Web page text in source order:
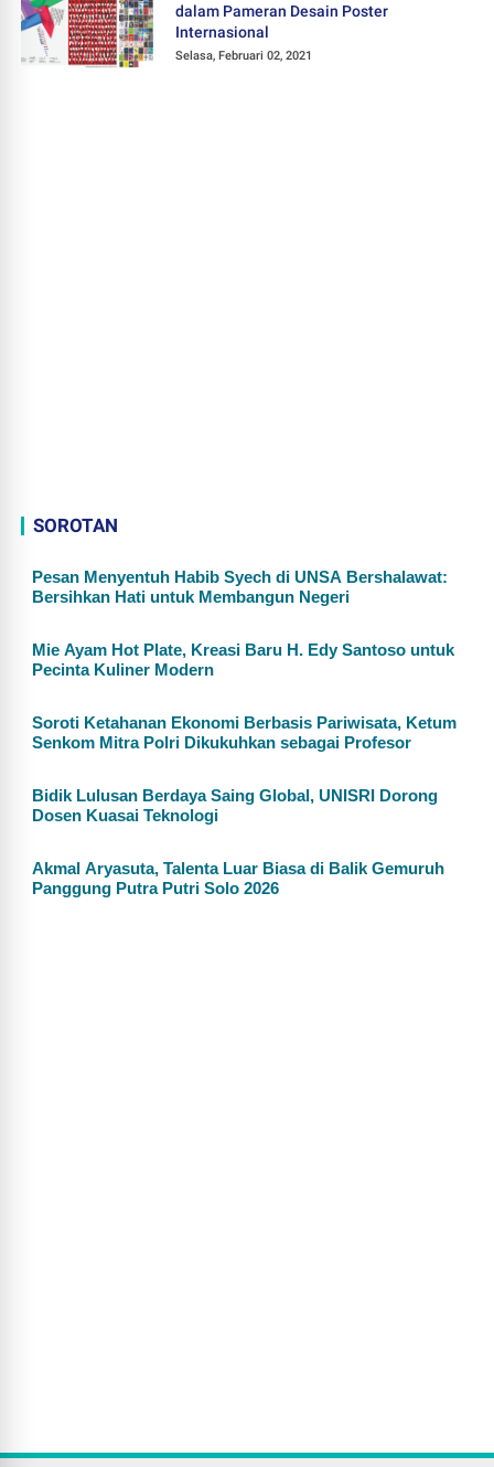
dalam Pameran Desain Poster
Internasional
Selasa, Februari 02, 2021
SOROTAN
Pesan Menyentuh Habib Syech di UNSA Bershalawat:
Bersihkan Hati untuk Membangun Negeri
Mie Ayam Hot Plate, Kreasi Baru H. Edy Santoso untuk
Pecinta Kuliner Modern
Soroti Ketahanan Ekonomi Berbasis Pariwisata, Ketum
Senkom Mitra Polri Dikukuhkan sebagai Profesor
Bidik Lulusan Berdaya Saing Global, UNISRI Dorong
Dosen Kuasai Teknologi
Akmal Aryasuta, Talenta Luar Biasa di Balik Gemuruh
Panggung Putra Putri Solo 2026